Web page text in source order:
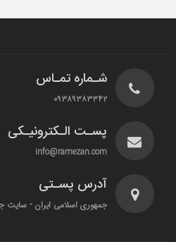
شـماره تمـاس
۰۹۳۸۹۳۸۳۳۴۲
پسـت الـکترونیـکی
info@ramezan.com
آدرس پسـتی
جمهوری اسلامی ایران - سایت